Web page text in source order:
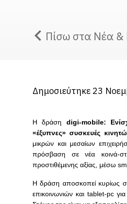
Πίσω στα Νέα &
Δημοσιεύτηκε 23
H δράση
digi-mobile:
«έξυπνες» συσκευές
μικρών και μεσαίων
πρόσβαση σε νέα κοινά-
προστιθέμενης αξίας, μέσω
Η δράση αποσκοπεί κυρίως
επικοινωνιών και tablet-pc